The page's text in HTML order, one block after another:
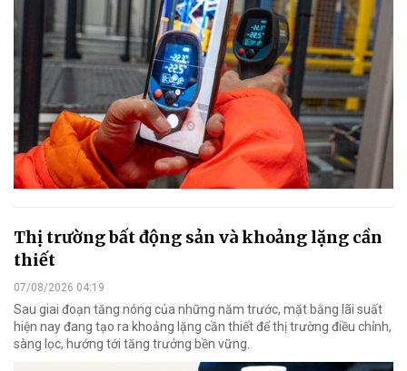
Thị trường bất động sản và khoảng lặng cần
thiết
07/08/2026 04:19
Sau giai đoạn tăng nóng của những năm trước, mặt bằng lãi suất
hiện nay đang tạo ra khoảng lặng cần thiết để thị trường điều chỉnh,
sàng lọc, hướng tới tăng trưởng bền vững.